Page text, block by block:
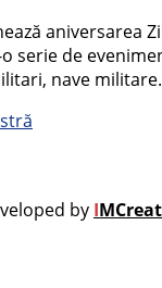
aniversarea
serie de
nave
by I